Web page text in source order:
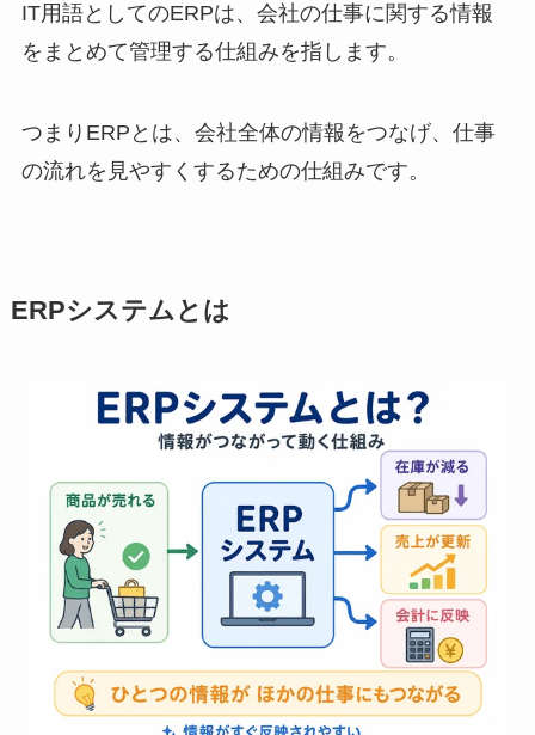
IT用語としてのERPは、会社の仕事に関する情報
をまとめて管理する仕組みを指します。
つまりERPとは、会社全体の情報をつなげ、仕事
の流れを見やすくするための仕組みです。
ERPシステムとは